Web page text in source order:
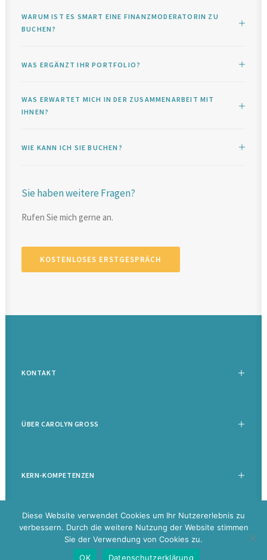
WARUM IST ES SMART EINE FINANZMODERATORIN ZU
BUCHEN?
WAS ERGÄNZT IHR PORTFOLIO?
WAS ERWARTET MICH IN DER ZUSAMMENARBEIT MIT
IHNEN?
WIE KANN ICH SIE BUCHEN?
Sie haben weitere Fragen?
Rufen Sie mich gerne an.
KOSTENLOSES ERSTGESPRÄCH
KONTAKT
ÜBER CAROLYN GROSS
KERN-KOMPETENZEN
2026 Carolyn Groß |Datenschutz|Impressum|Disclaimer
Diese Website verwendet Cookies um Ihr Nutzererlebnis zu
verbessern. Durch die weitere Nutzung der Website stimmen
Sie der Verwendung von Cookies zu.
OK
Datenschutzerklärung